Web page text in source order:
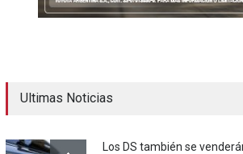
Ultimas Noticias
Los DS también se